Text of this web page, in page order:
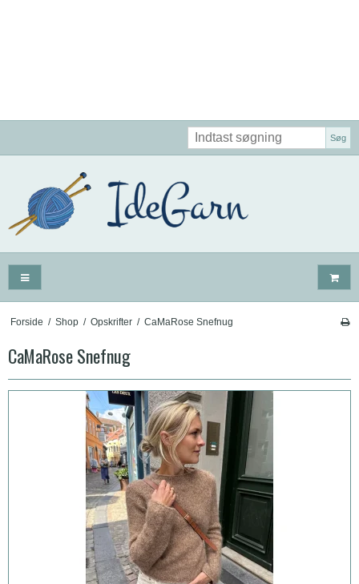
Søg
Forside / Shop / Opskrifter / CaMaRose Snefnug
CaMaRose Snefnug